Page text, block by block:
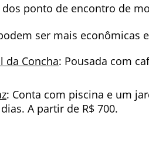
ponto de encontro de
ser mais econômicas
da Concha: Pousada com
: Conta com piscina e um
A partir de R$ 700.